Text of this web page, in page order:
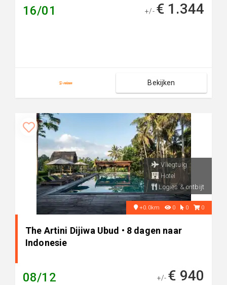
16/01 +/- € 1.344
Bekijken
Vliegtuig
Hotel
Logies & ontbijt
+0.0km 0 0 0
The Artini Dijiwa Ubud • 8 dagen naar
Indonesie
08/12 +/- € 940